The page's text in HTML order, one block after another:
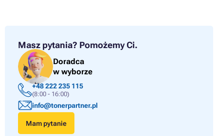
Masz pytania? Pomożemy Ci.
Doradca
w wyborze
+48 222 235 115
(8:00 - 16:00)
info@tonerpartner.pl
Mam pytanie